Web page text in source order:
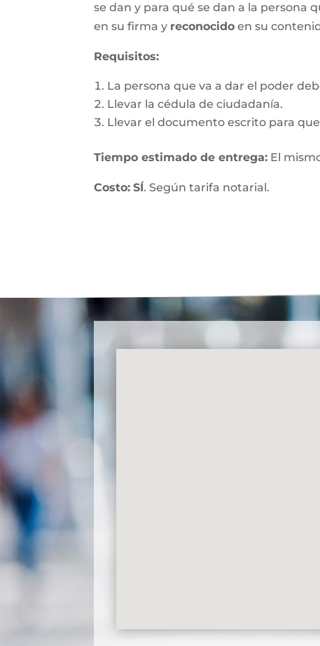
se dan y para qué se dan a la persona
en su firma y reconocido en su
Requisitos:
La persona que va a dar el poder
Llevar la cédula de ciudadanía.
Llevar el documento escrito para
Tiempo estimado de entrega: El
Costo: SÍ. Según tarifa notarial.